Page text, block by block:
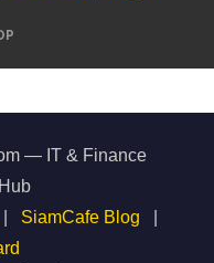
— IT & Finance
SiamCafe Blog